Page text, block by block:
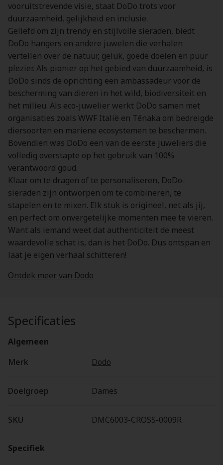
vooruitstrevende visie, staat DoDo trots voor
duurzaamheid, gelijkheid en inclusie.
Geliefd om zijn trendy en stijlvolle sieraden, biedt
DoDo hangers en andere juwelen die verhalen
vertellen over de natuur, geluk, goede doelen en puur
plezier. Als pionier op het gebied van duurzaamheid, is
DoDo sinds de oprichting een ambassadeur voor de
bescherming van dieren in het wild, biodiversiteit en
het milieu. Als eco-juwelier werkt DoDo samen met
organisaties zoals WWF Italië en Tēnaka om bedreigde
diersoorten en mariene ecosystemen te beschermen.
Bovendien was DoDo een van de eerste juweliers die
volledig overstapte op het gebruik van 100%
verantwoord goud.
Klaar om te dragen of te personaliseren, DoDo-
sieraden zijn ontworpen om te combineren, te
stapelen en te mixen. Elk stuk is origineel, net als jij,
en perfect om onvergetelijke momenten mee te vieren.
Want als iemand weet dat authenticiteit de meest
waardevolle schat is, dan is het DoDo. Dus ontspan en
laat je eigen verhaal schitteren!
Ontdek meer van Dodo
Specificaties
Algemeen
Merk
Dodo
Doelgroep Dames
SKU DMC6003-CROSS-0009R
Specifiek